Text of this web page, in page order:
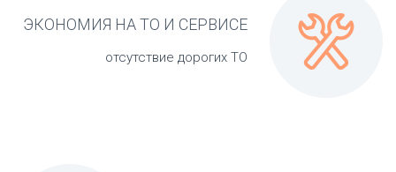
ЭКОНОМИЯ НА ТО И СЕРВИСЕ
отсутствие дорогих ТО 